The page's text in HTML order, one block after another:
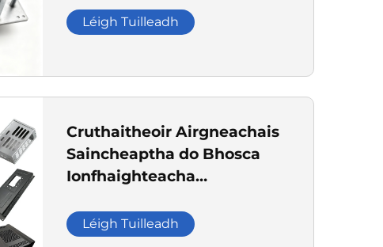
Téileachumarsáide,
Cásanna Láimhseála
Léigh Tuilleadh
Cruthaitheoir Airgneachais
Saincheaptha do Bhosca
Ionfhaighteacha
& Crua-Éadach
Léigh Tuilleadh